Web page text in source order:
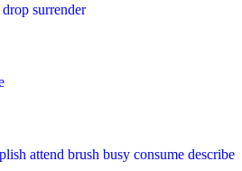
drop surrender
attend brush busy consume describe